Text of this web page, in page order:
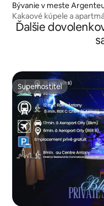
Bývanie v meste
Kakaové kúpele a
Ďalšie
Superhostiteľ
Superhostiteľ